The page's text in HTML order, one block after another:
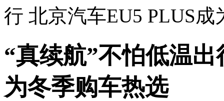
行 北京汽车EU5 PLUS
“真续航”不怕低温
为冬季购车热选